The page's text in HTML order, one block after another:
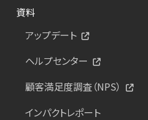
資料
アップデート
ヘルプセンター
顧客満足度調査（NPS）
インパクトレポート